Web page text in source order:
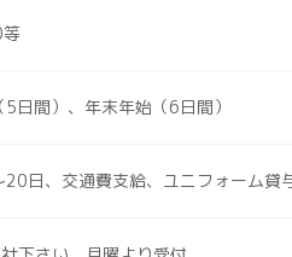
日間）、年末年始（6日間）
日、交通費支給、ユニフォーム貸